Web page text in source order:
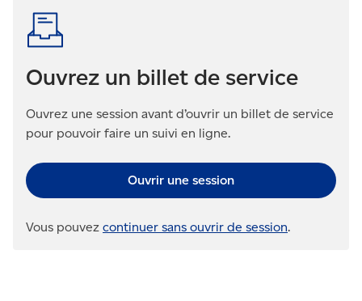
Ouvrez un billet de service
Ouvrez une session avant d’ouvrir un billet de service
pour pouvoir faire un suivi en ligne.
Ouvrir une session
Vous pouvez continuer sans ouvrir de session.